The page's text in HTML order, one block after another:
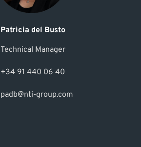
Patricia del Busto
Technical Manager
+34 91 440 06 40
padb@nti-group.com